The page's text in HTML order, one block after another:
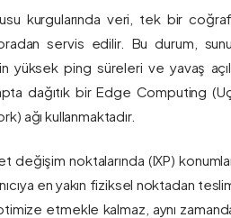
kurgularında veri, tek bir
oradan servis edilir. Bu durum,
yüksek ping süreleri ve yavaş
dağıtık bir Edge Computing
ağı kullanmaktadır.
değişim noktalarında (IXP)
en yakın fiziksel noktadan
etmekle kalmaz, aynı